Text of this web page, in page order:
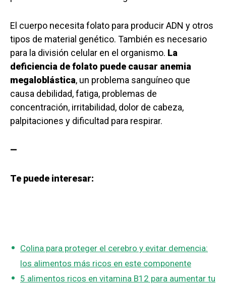
El cuerpo necesita folato para producir ADN y otros
tipos de material genético. También es necesario
para la división celular en el organismo. La
deficiencia de folato puede causar anemia
megaloblástica, un problema sanguíneo que
causa debilidad, fatiga, problemas de
concentración, irritabilidad, dolor de cabeza,
palpitaciones y dificultad para respirar.
—
Te puede interesar:
Colina para proteger el cerebro y evitar demencia:
los alimentos más ricos en este componente
5 alimentos ricos en vitamina B12 para aumentar tu